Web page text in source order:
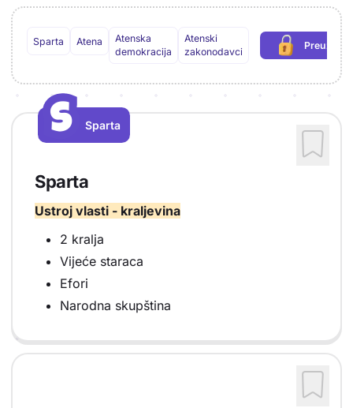
Sparta Atena
Atenska
demokracija
Atenski
zakonodavci
Preuzmi
S
S
Sparta
Sparta
Ustroj vlasti - kraljevina
2 kralja
Vijeće staraca
Efori
Narodna skupština